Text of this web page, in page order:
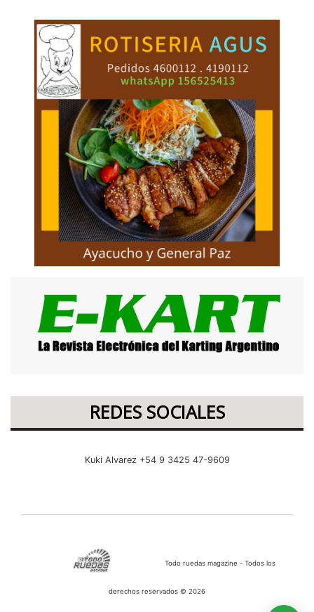
REDES SOCIALES
Kuki Alvarez +54 9 3425 47-9609
Todo ruedas magazine - Todos los
derechos reservados © 2026